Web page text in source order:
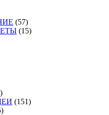
(57)
(15)
(151)